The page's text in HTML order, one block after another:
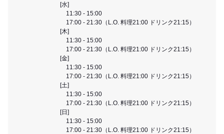
[水]
11:30 - 15:00
17:00 - 21:30（L.O. 料理21:00 ドリンク21:15）
[木]
11:30 - 15:00
17:00 - 21:30（L.O. 料理21:00 ドリンク21:15）
[金]
11:30 - 15:00
17:00 - 21:30（L.O. 料理21:00 ドリンク21:15）
[土]
11:30 - 15:00
17:00 - 21:30（L.O. 料理21:00 ドリンク21:15）
[日]
11:30 - 15:00
17:00 - 21:30（L.O. 料理21:00 ドリンク21:15）